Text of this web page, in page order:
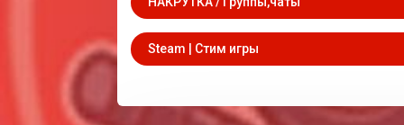
Steam | Стим игры